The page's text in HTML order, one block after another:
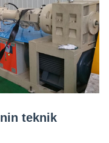
teknik